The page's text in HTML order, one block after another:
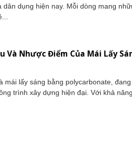
dụng hiện nay. Mỗi dòng mang
Và Nhược Điểm Của Mái Lấy
mái lấy sáng bằng polycarbonate,
trình xây dựng hiện đại. Với khả